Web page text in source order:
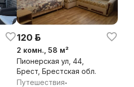
120 р.
2 комн., 58 м²
Пионерская ул, 44,
Брест, Брестская обл.
Путешествия•